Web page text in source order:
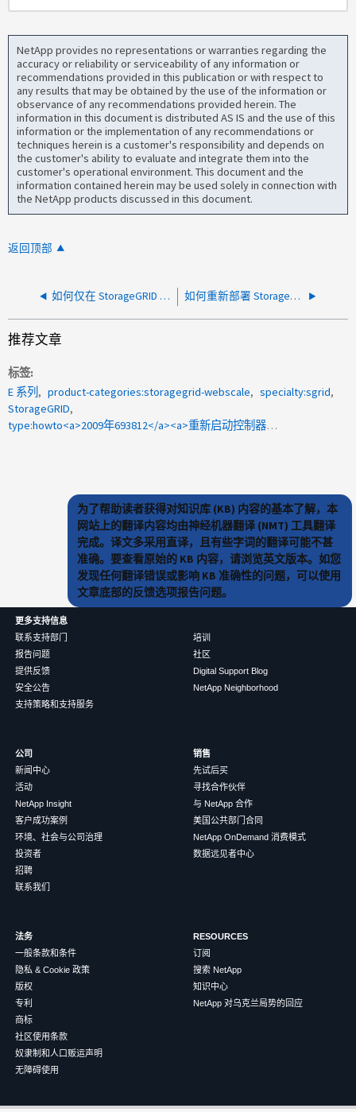
NetApp provides no representations or warranties regarding the
accuracy or reliability or serviceability of any information or
recommendations provided in this publication or with respect to
any results that may be obtained by the use of the information or
observance of any recommendations provided herein. The
information in this document is distributed AS IS and the use of this
information or the implementation of any recommendations or
techniques herein is a customer's responsibility and depends on
the customer's ability to evaluate and integrate them into the
customer's operational environment. This document and the
information contained herein may be used solely in connection with
the NetApp products discussed in this document.
返回顶部
如何仅在 StorageGRID SG6000 和 SG1000 设备上重新启动 BMC 如何重新部署 StorageGRID 设备
推荐文章
标签
E 系列
product-categories:storagegrid-webscale
specialty:sgrid
StorageGRID
type:howto<a>2009年693812</a><a>重新启动控制器</a>
为了帮助读者获得对知识库 (KB) 内容的基本了解，本
网站上的翻译内容均由神经机器翻译 (NMT) 工具翻译
完成。译文多采用直译，且有些字词的翻译可能不甚
准确。要查看原始的 KB 内容，请浏览英文版本。如您
发现任何翻译错误或影响 KB 准确性的问题，可以使用
文章底部的反馈选项报告问题。
更多支持信息
联系支持部门
报告问题
提供反馈
安全公告
支持策略和支持服务
培训
社区
Digital Support Blog
NetApp Neighborhood
公司
新闻中心
活动
NetApp Insight
客户成功案例
环境、社会与公司治理
投资者
招聘
联系我们
销售
先试后买
寻找合作伙伴
与 NetApp 合作
美国公共部门合同
NetApp OnDemand 消费模式
数据远见者中心
法务
一般条款和条件
隐私 & Cookie 政策
版权
专利
商标
社区使用条款
奴隶制和人口贩运声明
无障碍使用
RESOURCES
订阅
搜索 NetApp
知识中心
NetApp 对乌克兰局势的回应